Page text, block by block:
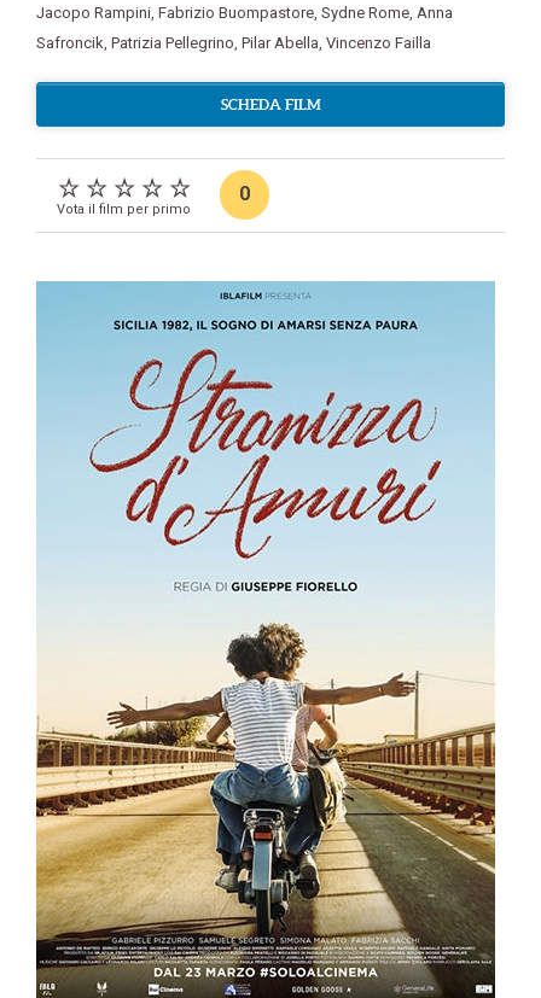
Jacopo Rampini, Fabrizio Buompastore, Sydne Rome, Anna
Safroncik, Patrizia Pellegrino, Pilar Abella, Vincenzo Failla
SCHEDA FILM
Vota il film per primo
0